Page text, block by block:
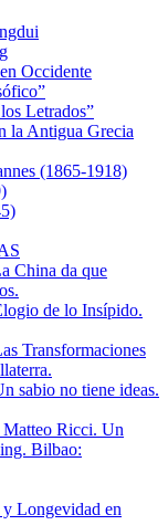
Occidente
Letrados”
la Antigua Grecia
(1865-1918)
China da que
de lo Insípido.
Transformaciones
sabio no tiene ideas.
Ricci. Un
Bilbao:
y Longevidad en